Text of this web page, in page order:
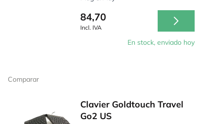
84,70
Incl. IVA
En stock, enviado hoy
Comparar
Clavier Goldtouch Travel
Go2 US